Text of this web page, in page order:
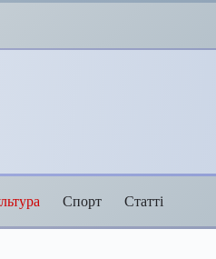
Спорт Статті